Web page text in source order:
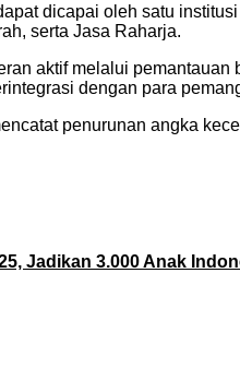
dicapai oleh satu
serta Jasa Raharja.
aktif melalui
dengan para
penurunan angka
Jadikan 3.000 Anak